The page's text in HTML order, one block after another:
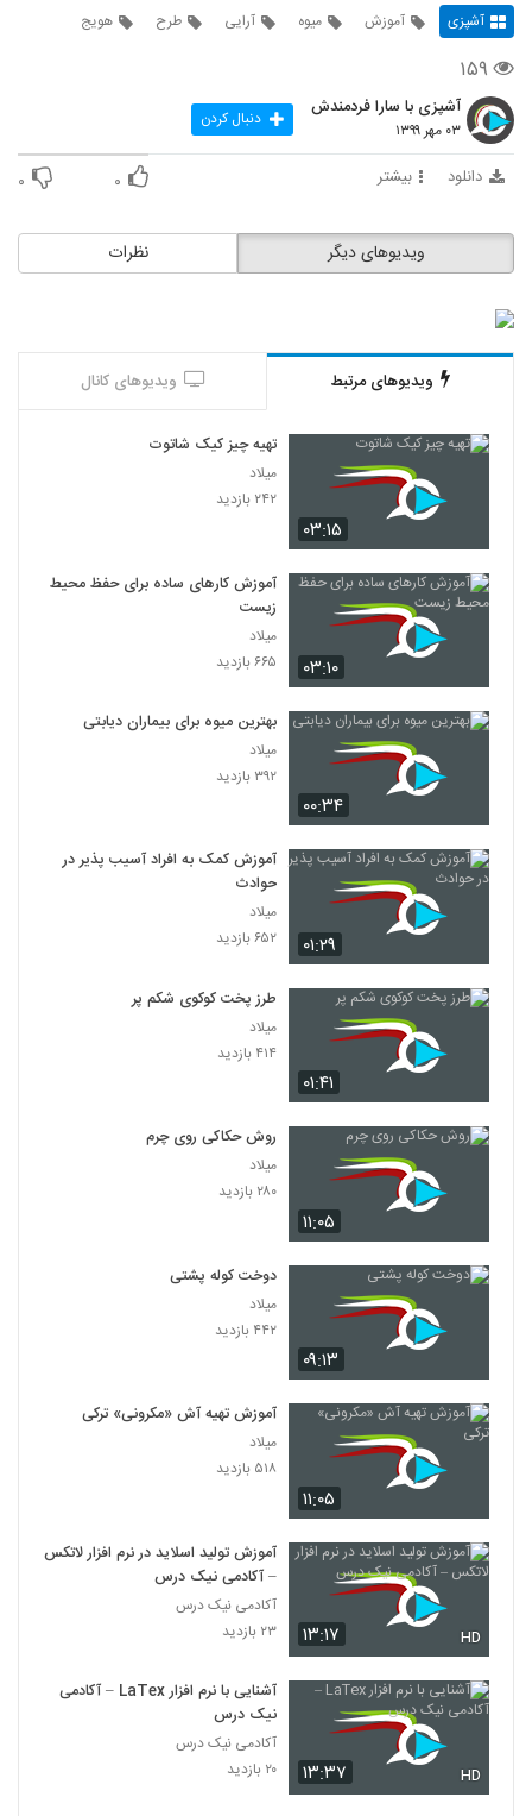
آشپزی آموزش میوه آرایی طرح هویج
۱۵۹
آشپزی با سارا فردمندش
۰۳ مهر ۱۳۹۹ دنبال کردن
دانلود بیشتر ۰ ۰
نظرات ویدیوهای دیگر
ویدیوهای مرتبط ویدیوهای کانال
۰۳:۱۵
تهیه چیز کیک شاتوت
میلاد
۲۴۲ بازدید
۰۳:۱۰
آموزش کارهای ساده برای حفظ محیط
زیست
میلاد
۶۶۵ بازدید
۰۰:۳۴
بهترین میوه برای بیماران دیابتی
میلاد
۳۹۲ بازدید
۰۱:۲۹
آموزش کمک به افراد آسیب پذیر در
حوادث
میلاد
۶۵۲ بازدید
۰۱:۴۱
طرز پخت کوکوی شکم پر
میلاد
۴۱۴ بازدید
۱۱:۰۵
روش حکاکی روی چرم
میلاد
۲۸۰ بازدید
۰۹:۱۳
دوخت کوله پشتی
میلاد
۴۴۲ بازدید
۱۱:۰۵
آموزش تهیه آش «مکرونی» ترکی
میلاد
۵۱۸ بازدید
۱۳:۱۷ HD
آموزش تولید اسلاید در نرم افزار لاتکس
– آکادمی نیک درس
آکادمی نیک درس
۲۳ بازدید
۱۳:۳۷ HD
آشنایی با نرم افزار LaTex – آکادمی
نیک درس
آکادمی نیک درس
۲۰ بازدید